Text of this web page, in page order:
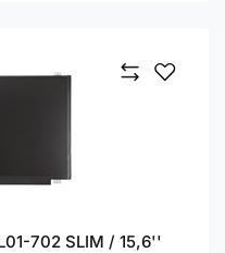
702 SLIM / 15,6''